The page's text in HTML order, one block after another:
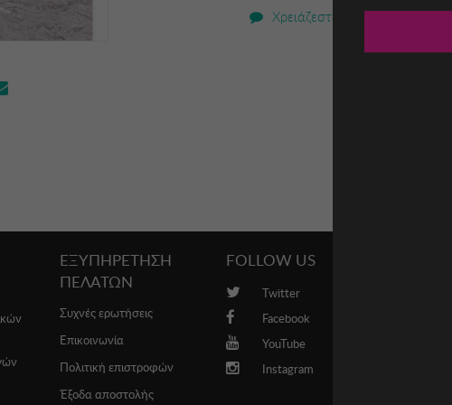
Χρειάζεστε βοήθεια;
ΕΞΥΠΗΡΕΤΗΣΗ
ΠΕΛΑΤΩΝ
Συχνές ερωτήσεις
Επικοινωνία
Πολιτική επιστροφών
Έξοδα αποστολής
FOLLOW US
Twitter
Facebook
YouTube
Instagram